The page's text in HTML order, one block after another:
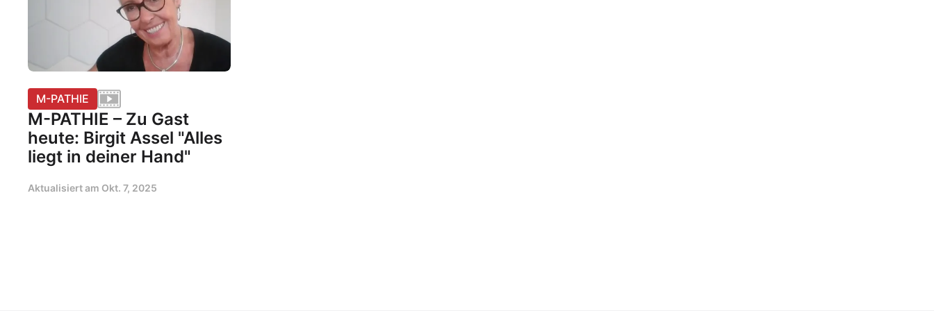
M-PATHIE
M-PATHIE – Zu Gast
heute: Birgit Assel "Alles
liegt in deiner Hand"
Aktualisiert am Okt. 7, 2025